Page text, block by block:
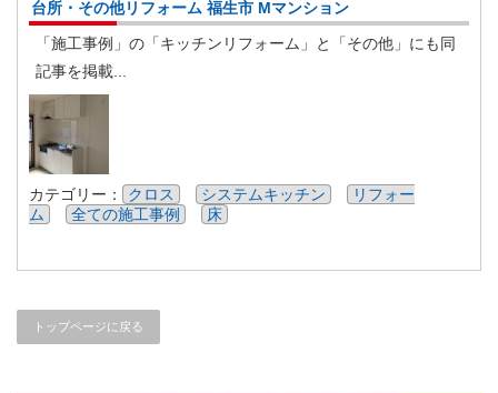
台所・その他リフォーム 福生市 Mマンション
「施工事例」の「キッチンリフォーム」と「その他」にも同
記事を掲載...
カテゴリー： クロス システムキッチン
リフォー
ム
全ての施工事例 床
トップページに戻る